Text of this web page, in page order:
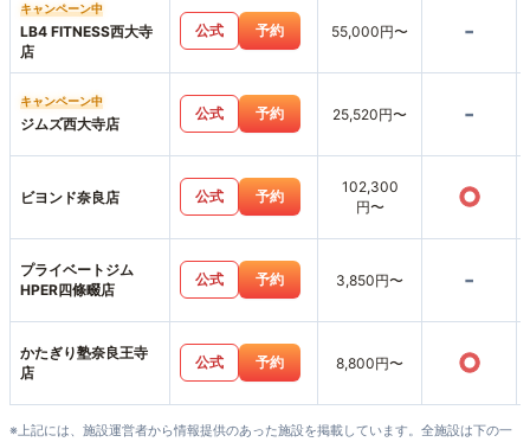
キャンペーン中
LB4 FITNESS西大寺
店
公式 予約 55,000円〜 -
キャンペーン中
ジムズ西大寺店
公式 予約 25,520円〜 -
ビヨンド奈良店 公式 予約
102,300
円〜
○
プライベートジム
HPER四條畷店
公式 予約 3,850円〜 -
かたぎり塾奈良王寺
店
公式 予約 8,800円〜 ○
※上記には、施設運営者から情報提供のあった施設を掲載しています。全施設は下の一